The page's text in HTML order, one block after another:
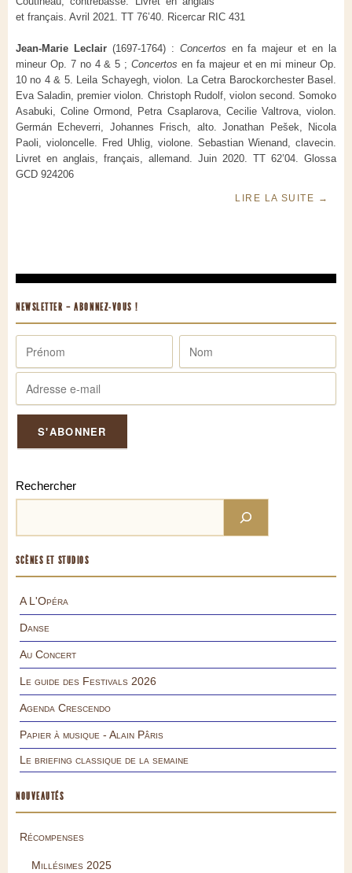
et français. Avril 2021. TT 76’40. Ricercar RIC 431
Jean-Marie Leclair(1697-1764) : Concertos en fa majeur et en la
mineur Op. 7 no 4 & 5 ; Concertos en fa majeur et en mi mineur Op.
10 no 4 & 5. Leila Schayegh, violon. La Cetra Barockorchester Basel.
Eva Saladin, premier violon. Christoph Rudolf, violon second. Somoko
Asabuki, Coline Ormond, Petra Csaplarova, Cecilie Valtrova, violon.
Germán Echeverri, Johannes Frisch, alto. Jonathan Pešek, Nicola
Paoli, violoncelle. Fred Uhlig, violone. Sebastian Wienand, clavecin.
Livret en anglais, français, allemand. Juin 2020. TT 62’04. Glossa
GCD 924206
LIRE LA SUITE →
NEWSLETTER – ABONNEZ-VOUS !
Rechercher
SCÈNES ET STUDIOS
A L'Opéra
Danse
Au Concert
Le guide des Festivals 2026
Agenda Crescendo
Papier à musique - Alain Pâris
Le briefing classique de la semaine
NOUVEAUTÉS
Récompenses
Millésimes 2025